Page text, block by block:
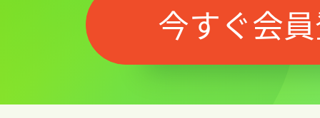
記事をお気に入りに
ログインが必
今すぐ会